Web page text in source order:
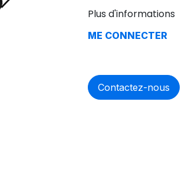
Plus d'informations
ME CONNECTER
Contactez-nous